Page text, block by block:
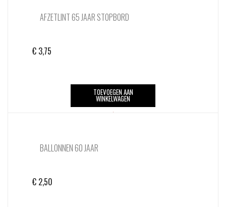
AFZETLINT 65 JAAR STOPBORD
€ 3,75
TOEVOEGEN AAN
WINKELWAGEN
BALLONNEN 60 JAAR
€ 2,50